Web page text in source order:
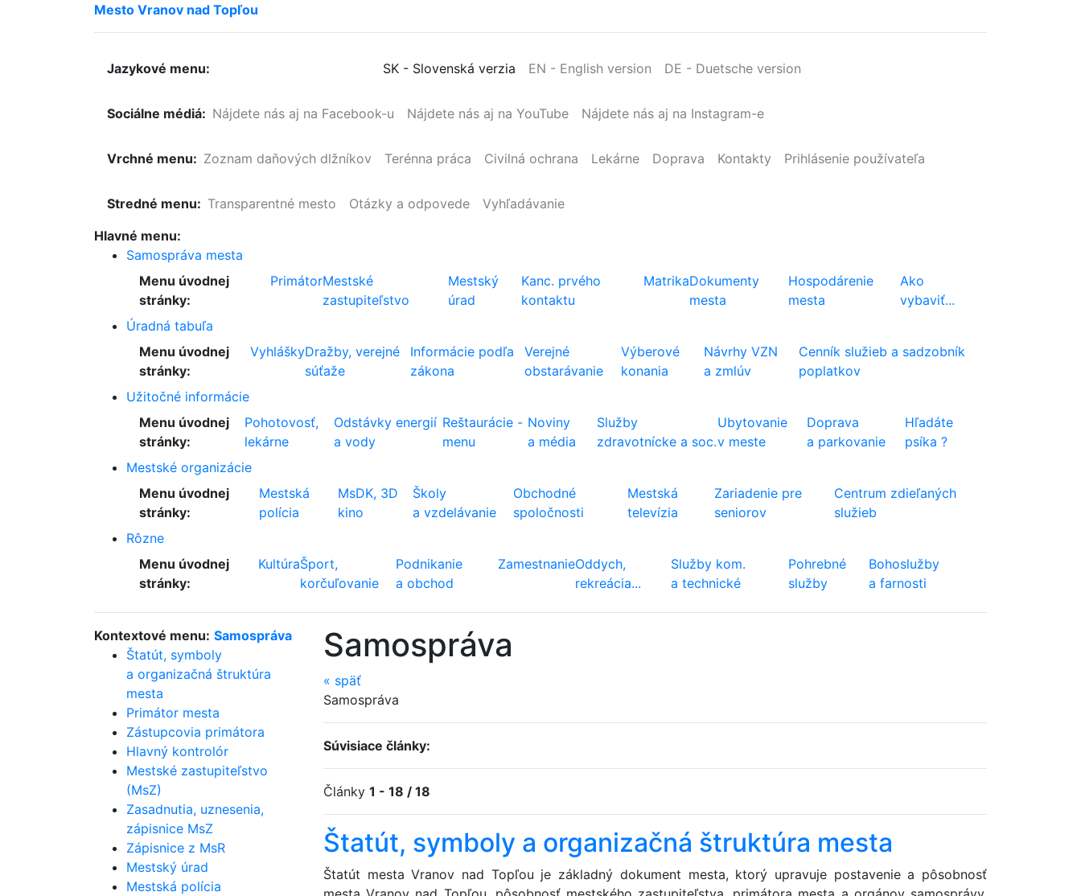
Mesto Vranov nad Topľou
Jazykové menu: SK - Slovenská verzia EN - English version DE - Duetsche version
Sociálne médiá: Nájdete nás aj na Facebook-u Nájdete nás aj na YouTube Nájdete nás aj na Instagram-e
Vrchné menu: Zoznam daňových dlžníkov Terénna práca Civilná ochrana Lekárne Doprava Kontakty Prihlásenie používateľa
Stredné menu: Transparentné mesto Otázky a odpovede
Vyhľadávanie
Hlavné menu:
Samospráva mesta
Menu úvodnej
stránky:
PrimátorMestské
zastupiteľstvo
Mestský
úrad
Kanc. prvého
kontaktu
MatrikaDokumenty
mesta
Hospodárenie
mesta
Ako
vybaviť...
Úradná tabuľa
Menu úvodnej
stránky:
VyhláškyDražby, verejné
súťaže
Informácie podľa
zákona
Verejné
obstarávanie
Výberové
konania
Návrhy VZN
a zmlúv
Cenník služieb a sadzobník
poplatkov
Užitočné informácie
Menu úvodnej
stránky:
Pohotovosť,
lekárne
Odstávky energií
a vody
Reštaurácie -
menu
Noviny
a média
Služby
zdravotnícke a soc.
Ubytovanie
v meste
Doprava
a parkovanie
Hľadáte
psíka ?
Mestské organizácie
Menu úvodnej
stránky:
Mestská
polícia
MsDK, 3D
kino
Školy
a vzdelávanie
Obchodné
spoločnosti
Mestská
televízia
Zariadenie pre
seniorov
Centrum zdieľaných
služieb
Rôzne
Menu úvodnej
stránky:
KultúraŠport,
korčuľovanie
Podnikanie
a obchod
ZamestnanieOddych,
rekreácia...
Služby kom.
a technické
Pohrebné
služby
Bohoslužby
a farnosti
Kontextové menu: Samospráva
Štatút, symboly
a organizačná štruktúra
mesta
Primátor mesta
Zástupcovia primátora
Hlavný kontrolór
Mestské zastupiteľstvo
(MsZ)
Zasadnutia, uznesenia,
zápisnice MsZ
Zápisnice z MsR
Mestský úrad
Mestská polícia
Samospráva
« späť
Samospráva
Súvisiace články:
Články 1 - 18 / 18
Štatút, symboly a organizačná štruktúra mesta
Štatút mesta Vranov nad Topľou je základný dokument mesta, ktorý upravuje postavenie a pôsobnosť